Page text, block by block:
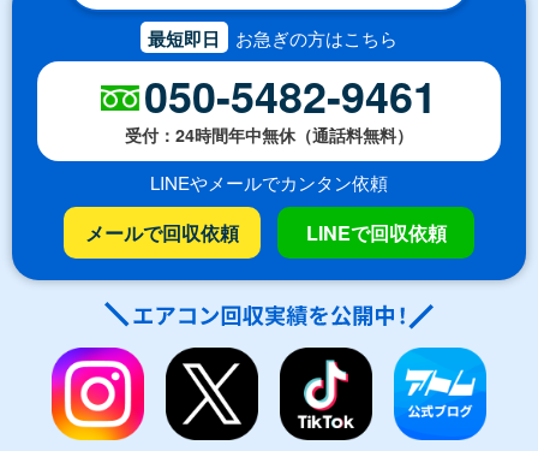
最短即日 お急ぎの方はこちら
050-5482-9461
受付：24時間年中無休（通話料無料）
LINEやメールでカンタン依頼
メールで回収依頼 LINEで回収依頼